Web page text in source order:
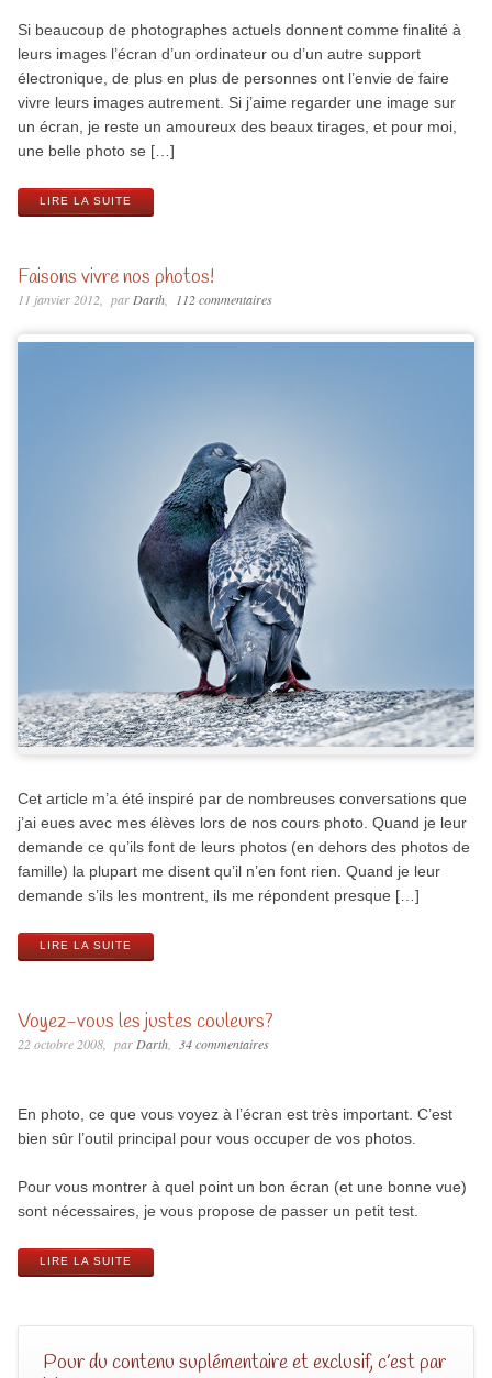
Si beaucoup de photographes actuels donnent comme finalité à
leurs images l’écran d’un ordinateur ou d’un autre support
électronique, de plus en plus de personnes ont l’envie de faire
vivre leurs images autrement. Si j’aime regarder une image sur
un écran, je reste un amoureux des beaux tirages, et pour moi,
une belle photo se […]
LIRE LA SUITE
Faisons vivre nos photos!
11 janvier 2012 parDarth 112 commentaires
Cet article m’a été inspiré par de nombreuses conversations que
j’ai eues avec mes élèves lors de nos cours photo. Quand je leur
demande ce qu’ils font de leurs photos (en dehors des photos de
famille) la plupart me disent qu’il n’en font rien. Quand je leur
demande s’ils les montrent, ils me répondent presque […]
LIRE LA SUITE
Voyez-vous les justes couleurs?
22 octobre 2008 par Darth 34 commentaires
En photo, ce que vous voyez à l’écran est très important. C’est
bien sûr l’outil principal pour vous occuper de vos photos.
Pour vous montrer à quel point un bon écran (et une bonne vue)
sont nécessaires, je vous propose de passer un petit test.
LIRE LA SUITE
Pour du contenu suplémentaire et exclusif, c’est par